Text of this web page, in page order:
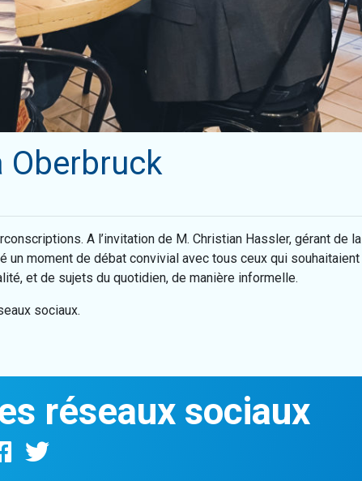
Oberbruck
A l’invitation de M. Christian Hassler, gérant de la
moment de débat convivial avec tous ceux qui souhaitaient
et de sujets du quotidien, de manière informelle.
sociaux.
réseaux sociaux